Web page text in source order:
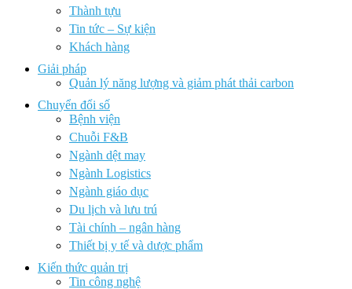
Thành tựu
Tin tức – Sự kiện
Khách hàng
Giải pháp
Quản lý năng lượng và giảm phát thải carbon
Chuyển đổi số
Bệnh viện
Chuỗi F&B
Ngành dệt may
Ngành Logistics
Ngành giáo dục
Du lịch và lưu trú
Tài chính – ngân hàng
Thiết bị y tế và dược phẩm
Kiến thức quản trị
Tin công nghệ